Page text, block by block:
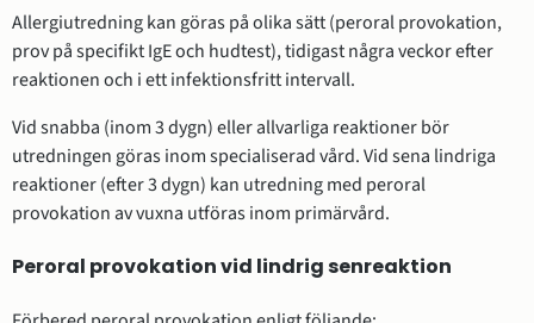
Allergiutredning kan göras på olika sätt (peroral provokation,
prov på specifikt IgE och hudtest), tidigast några veckor efter
reaktionen och i ett infektionsfritt intervall.
Vid snabba (inom 3 dygn) eller allvarliga reaktioner bör
utredningen göras inom specialiserad vård. Vid sena lindriga
reaktioner (efter 3 dygn) kan utredning med peroral
provokation av vuxna utföras inom primärvård.
Peroral provokation vid lindrig senreaktion